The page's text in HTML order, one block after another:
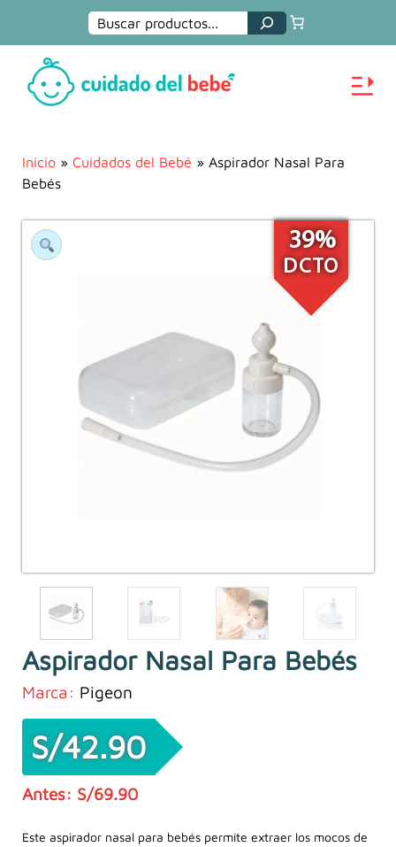
Buscar
Inicio » Cuidados del Bebé » Aspirador Nasal Para
Bebés
39%
DCTO
Aspirador Nasal Para Bebés
Marca: Pigeon
S/69.90
precio
S/42.90
precio
Este aspirador nasal para bebés permite extraer los mocos de